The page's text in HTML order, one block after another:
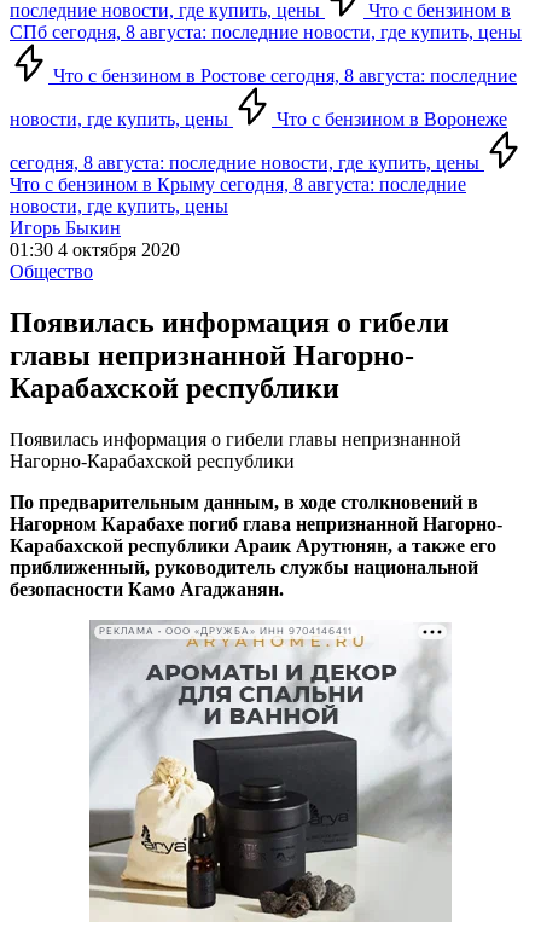
последние новости, где купить, цены
Что с бензином в
СПб сегодня, 8 августа: последние новости, где купить, цены
Что с бензином в Ростове сегодня, 8 августа: последние
новости, где купить, цены Что с бензином в Воронеже
сегодня, 8 августа: последние новости, где купить, цены
Что с бензином в Крыму сегодня, 8 августа: последние
новости, где купить, цены
Игорь Быкин
01:30 4 октября 2020
Общество
Появилась информация о гибели
главы непризнанной Нагорно-
Карабахской республики
Появилась информация о гибели главы непризнанной
Нагорно-Карабахской республики
По предварительным данным, в ходе столкновений в
Нагорном Карабахе погиб глава непризнанной Нагорно-
Карабахской республики Араик Арутюнян, а также его
приближенный, руководитель службы национальной
безопасности Камо Агаджанян.
РЕКЛАМА • ООО «ДРУЖБА» ИНН 9704146411